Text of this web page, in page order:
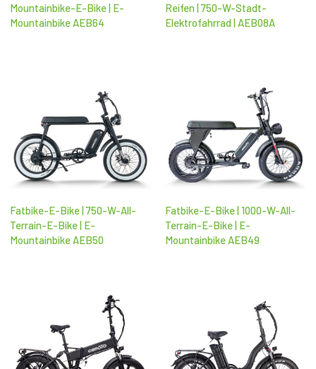
Mountainbike-E-Bike | E-
Mountainbike AEB64
Reifen | 750-W-Stadt-
Elektrofahrrad | AEB08A
Fatbike-E-Bike | 750-W-All-
Terrain-E-Bike | E-
Mountainbike AEB50
Fatbike-E-Bike | 1000-W-All-
Terrain-E-Bike | E-
Mountainbike AEB49